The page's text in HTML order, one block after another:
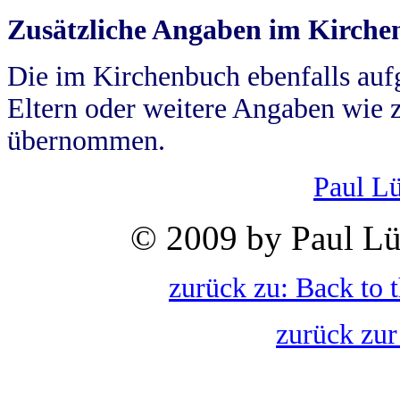
Zusätzliche Angaben im
Die im Kirchenbuch ebenfalls
Eltern oder weitere Angaben wie
übernommen.
Paul
© 2009 by Paul
zurück zu: Back to
zurück